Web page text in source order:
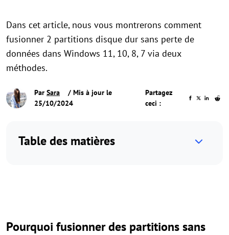
Dans cet article, nous vous montrerons comment
fusionner 2 partitions disque dur sans perte de
données dans Windows 11, 10, 8, 7 via deux
méthodes.
Par Sara
/ Mis à jour le
25/10/2024
Partagez
ceci :
Table des matières
Pourquoi fusionner des partitions sans